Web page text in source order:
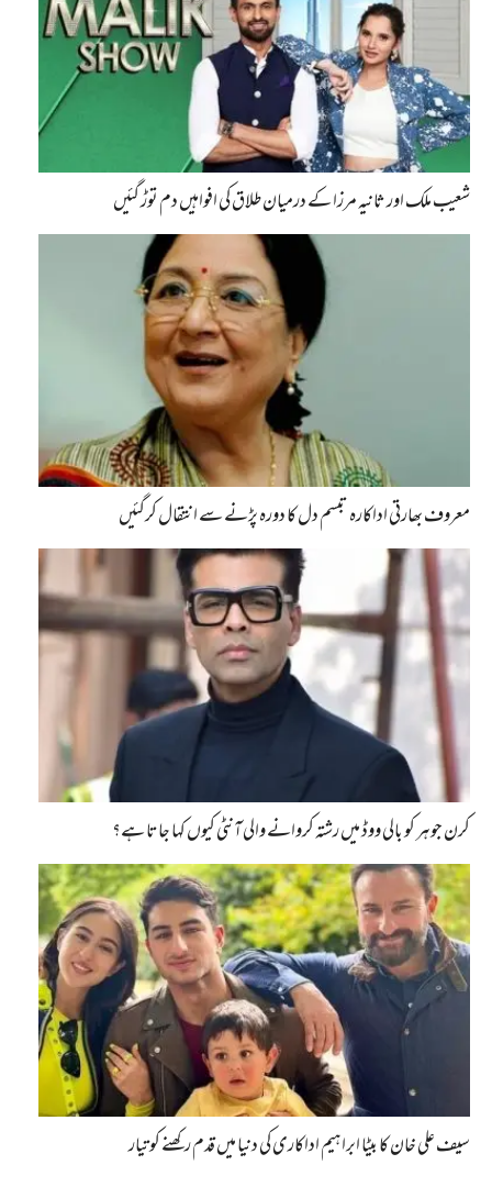
شعیب ملک اور ثانیہ مرزا کے درمیان طلاق کی افواہیں دم توڑ گئیں
معروف بھارتی اداکارہ تبسم دل کا دورہ پڑنے سے انتقال کرگئیں
کرن جوہر کو بالی ووڈ میں رشتہ کروانے والی آنٹی کیوں کہا جاتا ہے؟
سیف علی خان کا بیٹا ابراہیم اداکاری کی دنیا میں قدم رکھنے کو تیار